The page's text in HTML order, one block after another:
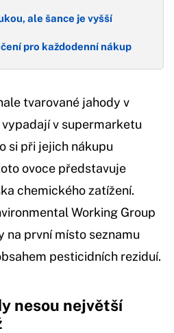
ale šance je vyšší
pro každodenní nákup
tvarované jahody v
v supermarketu
si při jejich nákupu
ovoce představuje
chemického zatížení.
Working Group
na první místo seznamu
pesticidních reziduí.
nesou největší